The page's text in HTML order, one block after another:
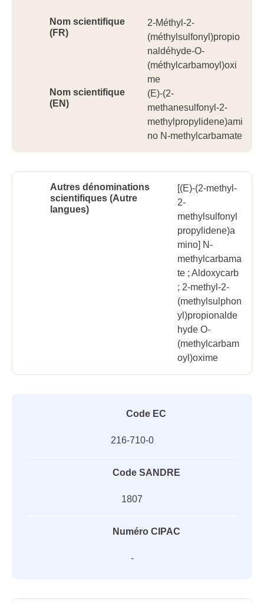
Nom scientifique
(FR)
2-Méthyl-2-
(méthylsulfonyl)propio
naldéhyde-O-
(méthylcarbamoyl)oxi
me
Nom scientifique
(EN)
(E)-(2-
methanesulfonyl-2-
methylpropylidene)ami
no N-methylcarbamate
Autres dénominations
scientifiques (Autre
langues)
[(E)-(2-methyl-
2-
methylsulfonyl
propylidene)a
mino] N-
methylcarbama
te ; Aldoxycarb
; 2-methyl-2-
(methylsulphon
yl)propionalde
hyde O-
(methylcarbam
oyl)oxime
Code EC
216-710-0
Code SANDRE
1807
Numéro CIPAC
-